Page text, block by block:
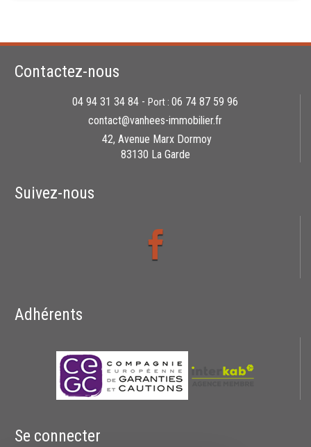
Contactez-nous
04 94 31 34 84 - Port : 06 74 87 59 96
contact@vanhees-immobilier.fr
42, Avenue Marx Dormoy
83130 La Garde
Suivez-nous
Adhérents
Se connecter